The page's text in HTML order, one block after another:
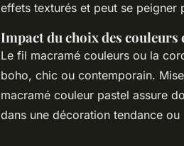
effets texturés et peut se peigner
Impact du choix des couleurs
Le fil macramé couleurs ou la
boho, chic ou contemporain.
macramé couleur pastel assure
dans une décoration tendance